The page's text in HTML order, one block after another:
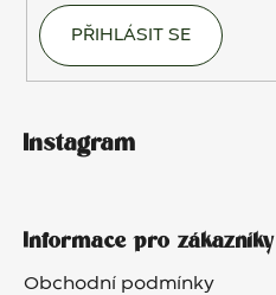
PŘIHLÁSIT SE
Instagram
Informace pro zákazníky
Obchodní podmínky